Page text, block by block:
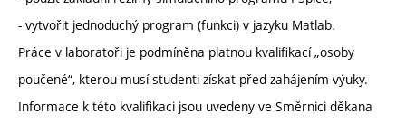
- vytvořit jednoduchý program (funkci) v jazyku Matlab.
Práce v laboratoři je podmíněna platnou kvalifikací „osoby
poučené“, kterou musí studenti získat před zahájením výuky.
Informace k této kvalifikaci jsou uvedeny ve Směrnici děkana